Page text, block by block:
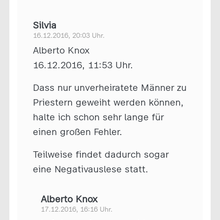
Silvia
16.12.2016, 20:03 Uhr.
Alberto Knox
16.12.2016, 11:53 Uhr.
Dass nur unverheiratete Männer zu
Priestern geweiht werden können,
halte ich schon sehr lange für
einen großen Fehler.
Teilweise findet dadurch sogar
eine Negativauslese statt.
Alberto Knox
17.12.2016, 16:16 Uhr.